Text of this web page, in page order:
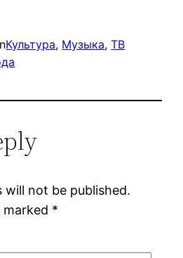
Культура, Музыка, ТВ
will not be published.
marked *